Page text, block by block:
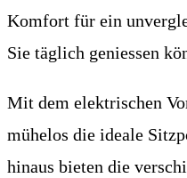
Komfort für ein
Sie täglich geniessen
Mit dem elektrischen
mühelos die ideale
hinaus bieten die